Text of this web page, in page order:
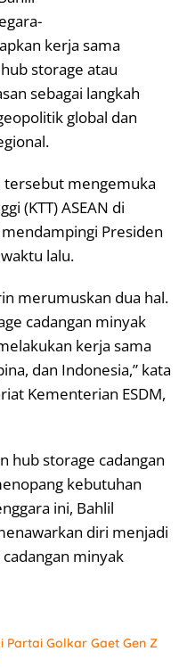
kerja sama
storage atau
sebagai langkah
global dan
tersebut mengemuka
(KTT) ASEAN di
Presiden
lalu.
merumuskan dua hal.
cadangan minyak
kerja sama
dan Indonesia,” kata
Kementerian ESDM,
hub storage cadangan
kebutuhan
ini, Bahlil
diri menjadi
minyak
Partai Golkar Gaet Gen Z